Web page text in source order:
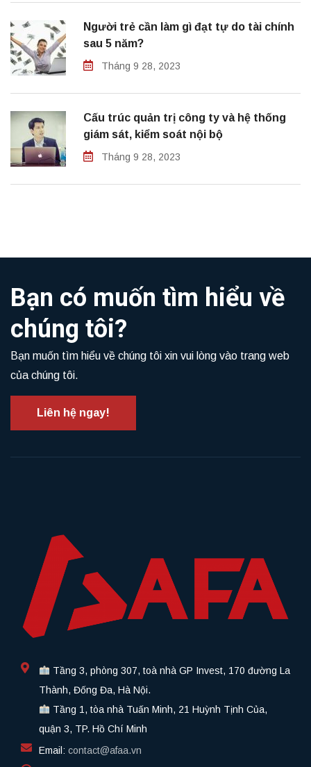
Người trẻ cần làm gì đạt tự do tài chính
sau 5 năm?
Tháng 9 28, 2023
Cấu trúc quản trị công ty và hệ thống
giám sát, kiểm soát nội bộ
Tháng 9 28, 2023
Bạn có muốn tìm hiểu về
chúng tôi?
Bạn muốn tìm hiểu về chúng tôi xin vui lòng vào trang web
của chúng tôi.
Liên hệ ngay!
Tầng 3, phòng 307, toà nhà GP Invest, 170 đường La
Thành, Đống Đa, Hà Nội.
Tầng 1, tòa nhà Tuấn Minh, 21 Huỳnh Tịnh Của,
quận 3, TP. Hồ Chí Minh
Email: contact@afaa.vn